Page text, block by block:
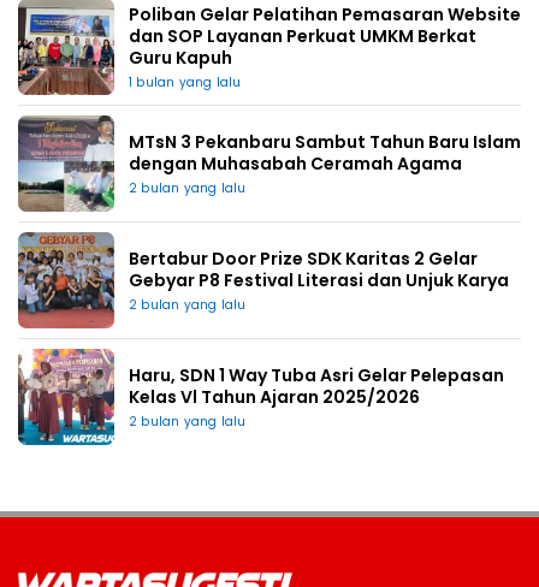
Poliban Gelar Pelatihan Pemasaran Website
dan SOP Layanan Perkuat UMKM Berkat
Guru Kapuh
1 bulan yang lalu
MTsN 3 Pekanbaru Sambut Tahun Baru Islam
dengan Muhasabah Ceramah Agama
2 bulan yang lalu
Bertabur Door Prize SDK Karitas 2 Gelar
Gebyar P8 Festival Literasi dan Unjuk Karya
2 bulan yang lalu
Haru, SDN 1 Way Tuba Asri Gelar Pelepasan
Kelas Vl Tahun Ajaran 2025/2026
2 bulan yang lalu